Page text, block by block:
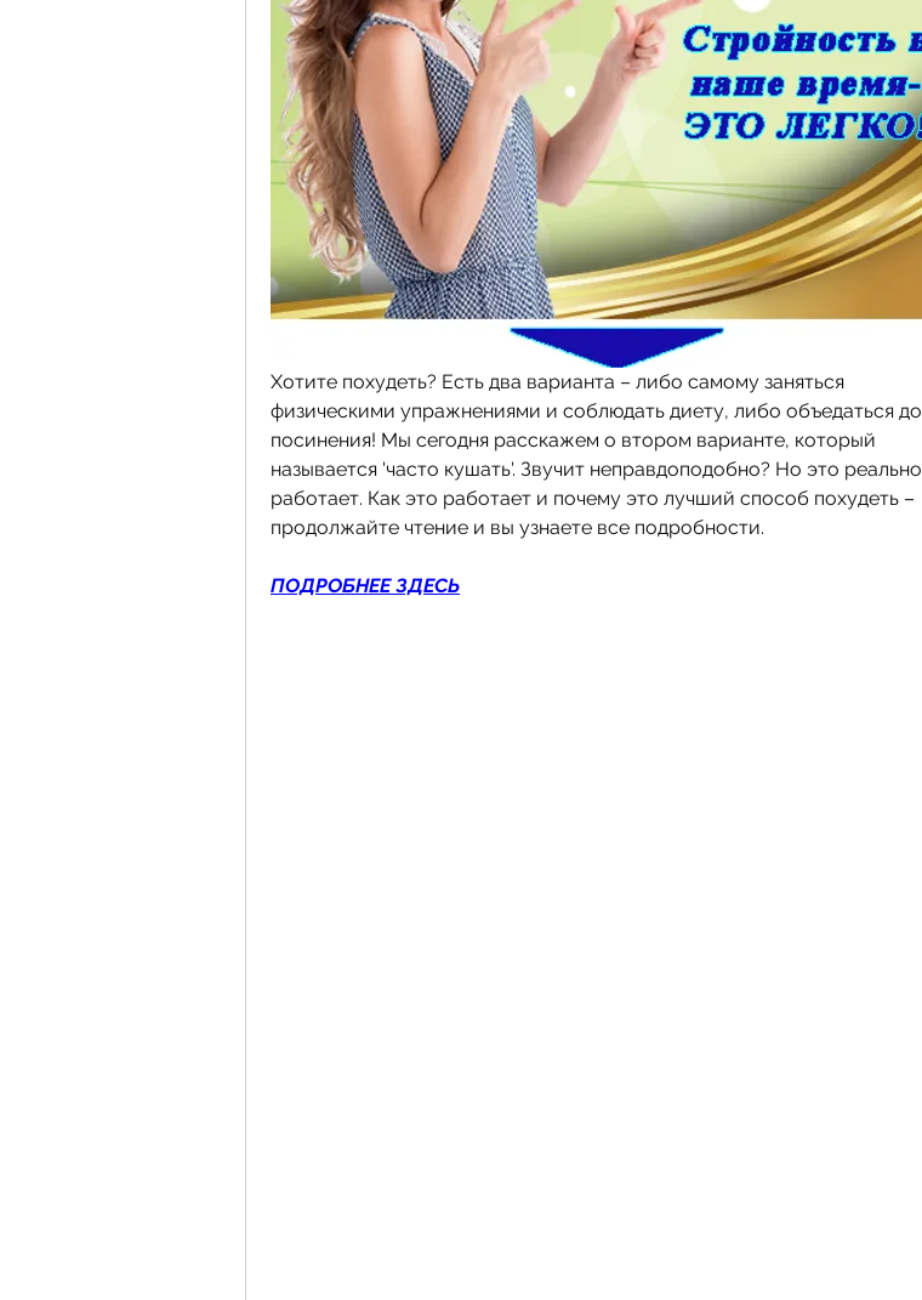
Хотите похудеть? Есть два варианта – либо самому заняться
физическими упражнениями и соблюдать диету, либо объедаться до
посинения! Мы сегодня расскажем о втором варианте, который
называется 'часто кушать'. Звучит неправдоподобно? Но это реально
работает. Как это работает и почему это лучший способ похудеть –
продолжайте чтение и вы узнаете все подробности.
ПОДРОБНЕЕ ЗДЕСЬ